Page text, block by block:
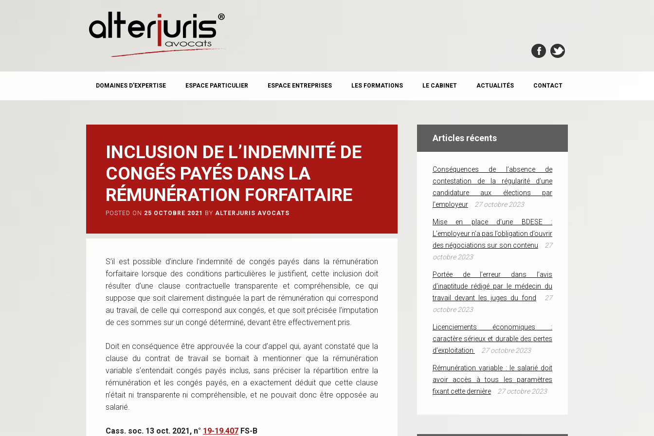
MAIN MENU
content
DOMAINES D’EXPERTISE ESPACE PARTICULIER ESPACE ENTREPRISES LES FORMATIONS LE CABINET ACTUALITÉS CONTACT
INCLUSION DE L’INDEMNITÉ DE
CONGÉS PAYÉS DANS LA
RÉMUNÉRATION FORFAITAIRE
POSTED ON 25 OCTOBRE 2021 BY ALTERJURIS AVOCATS
S’il est possible d’inclure l’indemnité de congés payés dans la rémunération
forfaitaire lorsque des conditions particulières le justifient, cette inclusion doit
résulter d’une clause contractuelle transparente et compréhensible, ce qui
suppose que soit clairement distinguée la part de rémunération qui correspond
au travail, de celle qui correspond aux congés, et que soit précisée l’imputation
de ces sommes sur un congé déterminé, devant être effectivement pris.
Doit en conséquence être approuvée la cour d’appel qui, ayant constaté que la
clause du contrat de travail se bornait à mentionner que la rémunération
variable s’entendait congés payés inclus, sans préciser la répartition entre la
rémunération et les congés payés, en a exactement déduit que cette clause
n’était ni transparente ni compréhensible, et ne pouvait donc être opposée au
salarié.
Cass. soc. 13 oct. 2021, n° 19-19.407FS-B
Articles récents
Conséquences de l’absence de
contestation de la régularité d’une
candidature aux élections par
l’employeur
27 octobre 2023
Mise en place d’une BDESE :
L’employeur n’a pas l’obligation d’ouvrir
des négociations sur son contenu
27
octobre 2023
Portée de l’erreur dans l’avis
d’inaptitude rédigé par le médecin du
travail devant les juges du fond
27
octobre 2023
Licenciements économiques :
caractère sérieux et durable des pertes
d’exploitation
27 octobre 2023
Rémunération variable : le salarié doit
avoir accès à tous les paramètres
fixant cette dernière
27 octobre 2023